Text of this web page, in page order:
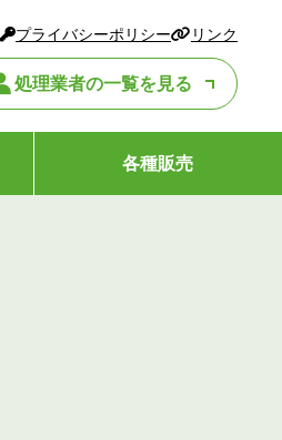
プライバシーポリシー リンク
処理業者の一覧を見る
各種販売